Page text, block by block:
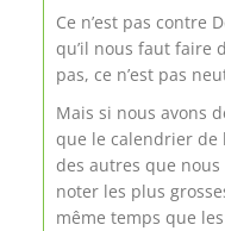
Ce n’est pas contre
qu’il nous faut faire
pas, ce n’est pas
Mais si nous avons
que le calendrier de
des autres que
noter les plus
même temps que